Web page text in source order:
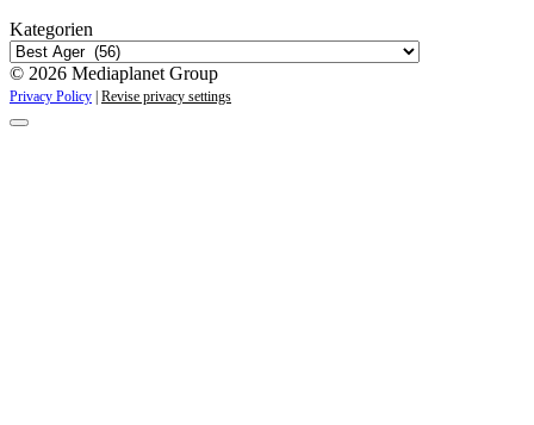
Kategorien
© 2026 Mediaplanet Group
Privacy Policy | Revise privacy settings